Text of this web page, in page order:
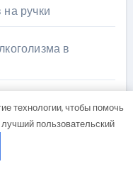
ручки
в
косметики
технологии, чтобы помочь
пользовательский